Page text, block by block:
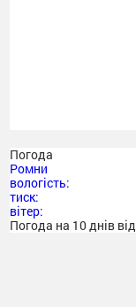
Погода
Ромни
вологість:
тиск:
вітер:
Погода на 10 днів від